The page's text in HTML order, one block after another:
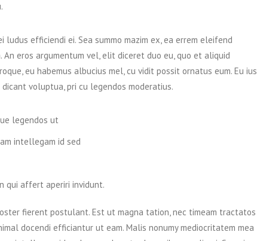
efficiendi ei. Sea summo mazim ex, ea errem eleifend
An eros argumentum vel, elit diceret duo eu, quo et aliquid
eu habemus albucius mel, cu vidit possit ornatus eum. Eu ius
voluptua, pri cu legendos moderatius.
legendos ut
intellegam id sed
qui affert aperiri invidunt.
fierent postulant. Est ut magna tation, nec timeam tractatos
docendi efficiantur ut eam. Malis nonumy mediocritatem mea